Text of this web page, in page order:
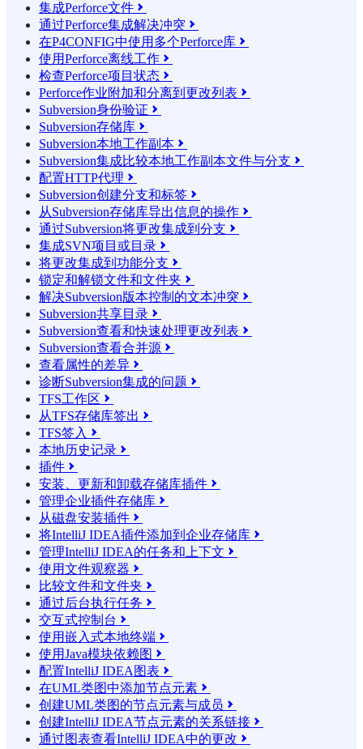
集成Perforce文件 
通过Perforce集成解决冲突 
在P4CONFIG中使用多个Perforce库 
使用Perforce离线工作 
检查Perforce项目状态 
Perforce作业附加和分离到更改列表 
Subversion身份验证 
Subversion存储库 
Subversion本地工作副本 
Subversion集成比较本地工作副本文件与分支 
配置HTTP代理 
Subversion创建分支和标签 
从Subversion存储库导出信息的操作 
通过Subversion将更改集成到分支 
集成SVN项目或目录 
将更改集成到功能分支 
锁定和解锁文件和文件夹 
解决Subversion版本控制的文本冲突 
Subversion共享目录 
Subversion查看和快速处理更改列表 
Subversion查看合并源 
查看属性的差异 
诊断Subversion集成的问题 
TFS工作区 
从TFS存储库签出 
TFS签入 
本地历史记录 
插件 
安装、更新和卸载存储库插件 
管理企业插件存储库 
从磁盘安装插件 
将IntelliJ IDEA插件添加到企业存储库 
管理IntelliJ IDEA的任务和上下文 
使用文件观察器 
比较文件和文件夹 
通过后台执行任务 
交互式控制台 
使用嵌入式本地终端 
使用Java模块依赖图 
配置IntelliJ IDEA图表 
在UML类图中添加节点元素 
创建UML类图的节点元素与成员 
创建IntelliJ IDEA节点元素的关系链接 
通过图表查看IntelliJ IDEA中的更改 